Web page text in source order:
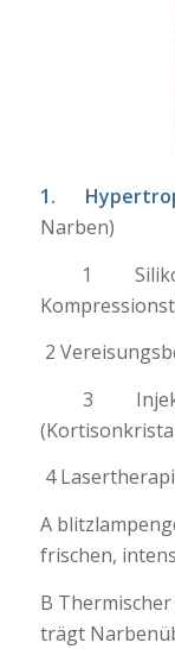
1.
Narben)
1
2
3
4
A
frischen,
B
trägt